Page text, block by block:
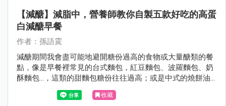
【減醣】減脂中，營養師教你自製五款好吃的高蛋
白減醣早餐
作者：孫語霙
減醣期間我會盡可能地避開糖份過高的食物或大量醣類的餐
點，像是早餐裡常見的台式麵包，紅豆麵包、波羅麵包、奶
酥麵包…，這類的甜麵包糖份往往過高；或是中式的燒餅油
條、山東大饅頭…，一份餐點就相當於1.5碗飯的醣量，對於
成年女性來說實在是有點太多。
收藏